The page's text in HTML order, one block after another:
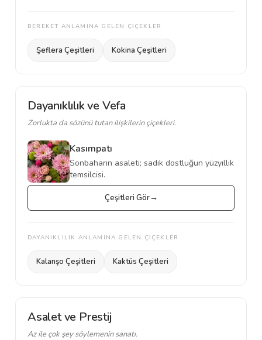
BEREKET ANLAMINA GELEN ÇİÇEKLER
Şeflera Çeşitleri Kokina Çeşitleri
Dayanıklılık ve Vefa
Zorlukta da sözünü tutan ilişkilerin çiçekleri.
Kasımpatı
Sonbaharın asaleti; sadık dostluğun yüzyıllık
temsilcisi.
Çeşitleri Gör
DAYANIKLILIK ANLAMINA GELEN ÇİÇEKLER
Kalanşo Çeşitleri Kaktüs Çeşitleri
Asalet ve Prestij
Az ile çok şey söylemenin sanatı.